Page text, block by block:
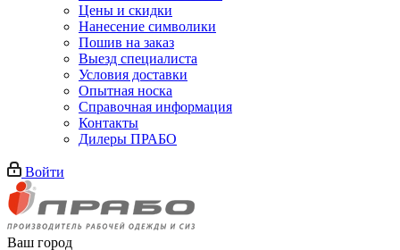
Цены и скидки
Нанесение символики
Пошив на заказ
Выезд специалиста
Условия доставки
Опытная носка
Справочная информация
Контакты
Дилеры ПРАБО
Войти
Ваш город